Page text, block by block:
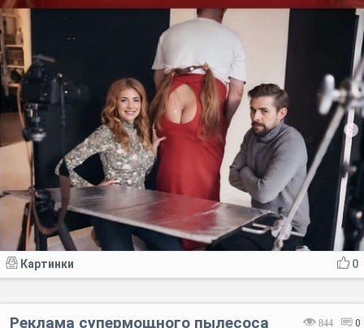
0
Картинки
844 0
Реклама супермощного пылесоса